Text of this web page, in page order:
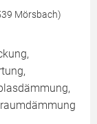
Mörsbach)